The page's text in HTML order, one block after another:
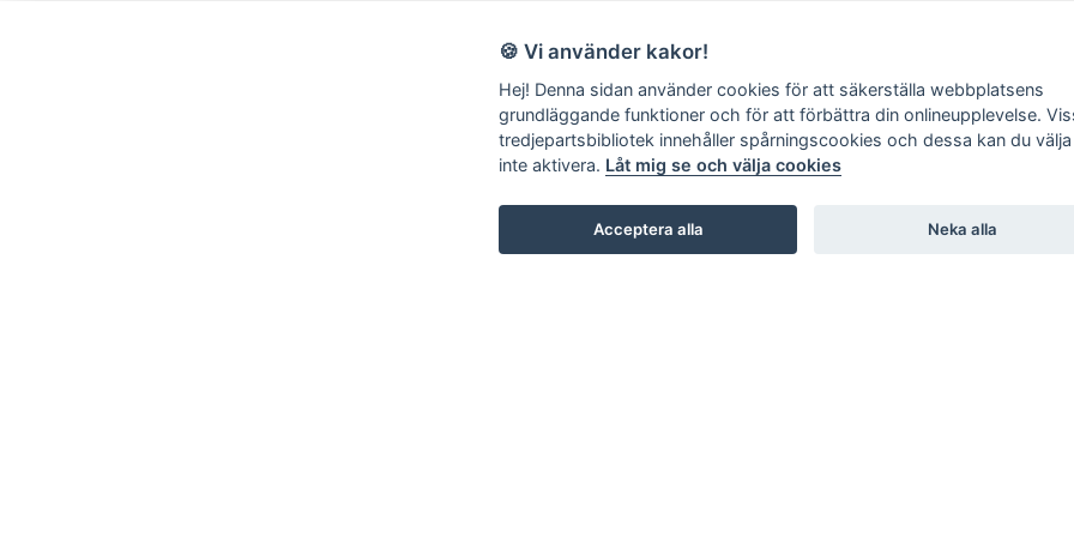
🍪 Vi använder kakor!
Hej! Denna sidan använder cookies för att säkerställa webbplatsens
grundläggande funktioner och för att förbättra din onlineupplevelse.
tredjepartsbibliotek innehåller spårningscookies och dessa kan du
inte aktivera. Låt mig se och välja cookies
Acceptera alla Neka alla